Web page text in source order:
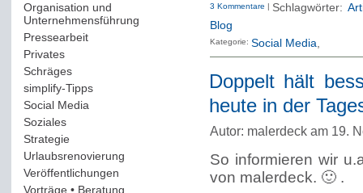
Organisation und
Unternehmensführung
Pressearbeit(12)
Privates(193)
Schräges(161)
simplify-Tipps(123)
Social Media
Soziales(37)
Strategie(220)
Urlaubsrenovierung
Veröffentlichungen
Vorträge • Beratung
3 Kommentare | Schlagwörter:
Blog
Kategorie: Social Media
Doppelt hält
heute in der
Autor: malerdeck am 19.
So informieren wir
von malerdeck. 🙂 .